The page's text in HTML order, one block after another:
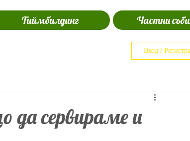
Тиймбилдинг Частни
Вход /
да сервираме и